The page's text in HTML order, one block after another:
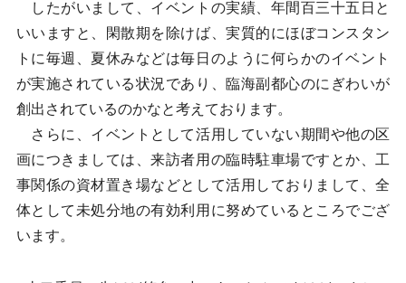
したがいまして、イベントの実績、年間百三十五日と
いいますと、閑散期を除けば、実質的にほぼコンスタン
トに毎週、夏休みなどは毎日のように何らかのイベント
が実施されている状況であり、臨海副都心のにぎわいが
創出されているのかなと考えております。
さらに、イベントとして活用していない期間や他の区
画につきましては、来訪者用の臨時駐車場ですとか、工
事関係の資材置き場などとして活用しておりまして、全
体として未処分地の有効利用に努めているところでござ
います。